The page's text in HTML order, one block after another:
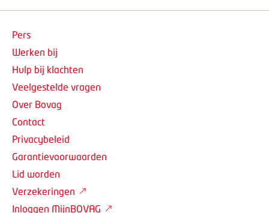
Pers
Werken bij
Hulp bij klachten
Veelgestelde vragen
Over Bovag
Contact
Privacybeleid
Garantievoorwaarden
Lid worden
Verzekeringen
Inloggen MijnBOVAG